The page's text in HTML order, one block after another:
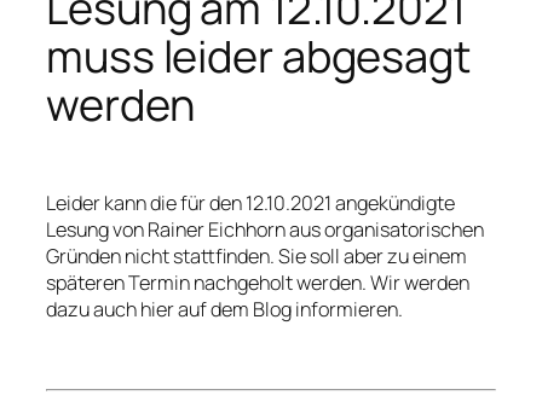
muss leider abgesagt
werden
Leider kann die für den 12.10.2021 angekündigte
Lesung von Rainer Eichhorn aus organisatorischen
Gründen nicht stattfinden. Sie soll aber zu einem
späteren Termin nachgeholt werden. Wir werden
dazu auch hier auf dem Blog informieren.